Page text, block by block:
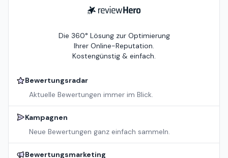
ReviewHero
Die 360° Lösung zur Optimierung
Ihrer Online-Reputation.
Kostengünstig & einfach.
Bewertungsradar
Aktuelle Bewertungen immer im Blick.
Kampagnen
Neue Bewertungen ganz einfach sammeln.
Bewertungsmarketing